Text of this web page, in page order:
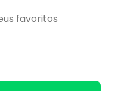
favoritos